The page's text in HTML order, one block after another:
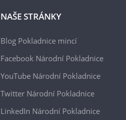
NAŠE STRÁNKY
Blog Pokladnice mincí
Facebook Národní Pokladnice
YouTube Národní Pokladnice
Twitter Národní Pokladnice
LinkedIn Národní Pokladnice